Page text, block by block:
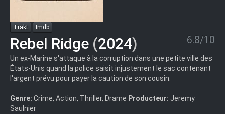
Trakt Imdb
Rebel Ridge (2024) 6.8/10
Un ex-Marine s'attaque à la corruption dans une petite ville des
États-Unis quand la police saisit injustement le sac contenant
l'argent prévu pour payer la caution de son cousin.
Genre: Crime, Action, Thriller, Drame Producteur: Jeremy
Saulnier